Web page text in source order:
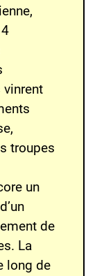
vinrent
troupes
un
de
La
long de